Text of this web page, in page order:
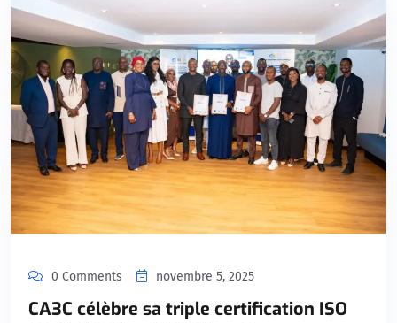
0 Comments novembre 5, 2025
CA3C célèbre sa triple certification ISO